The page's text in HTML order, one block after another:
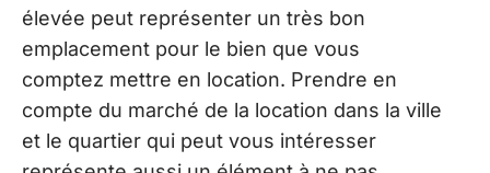
élevée peut représenter un très bon
emplacement pour le bien que vous
comptez mettre en location. Prendre en
compte du marché de la location dans la ville
et le quartier qui peut vous intéresser